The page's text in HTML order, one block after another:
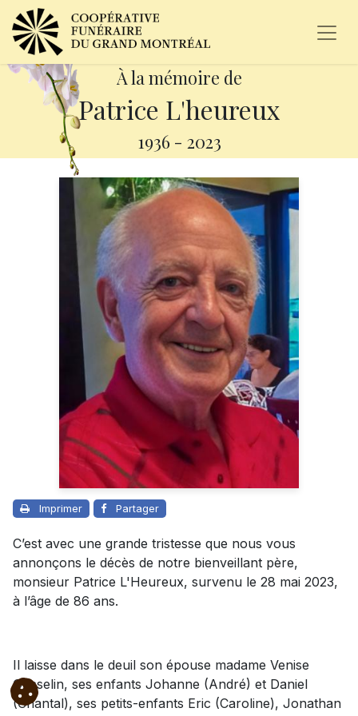
À la mémoire de
Patrice L'heureux
1936 - 2023
Imprimer Partager
C’est avec une grande tristesse que nous vous
annonçons le décès de notre bienveillant père,
monsieur Patrice L'Heureux, survenu le 28 mai 2023,
à l’âge de 86 ans.
Il laisse dans le deuil son épouse madame Venise
Gosselin, ses enfants Johanne (André) et Daniel
(Chantal), ses petits-enfants Eric (Caroline), Jonathan